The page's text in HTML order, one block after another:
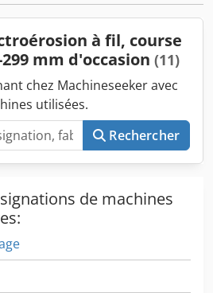
à fil, course
mm d'occasion (11)
chez Machineseeker avec
utilisées.
Rechercher
de machines